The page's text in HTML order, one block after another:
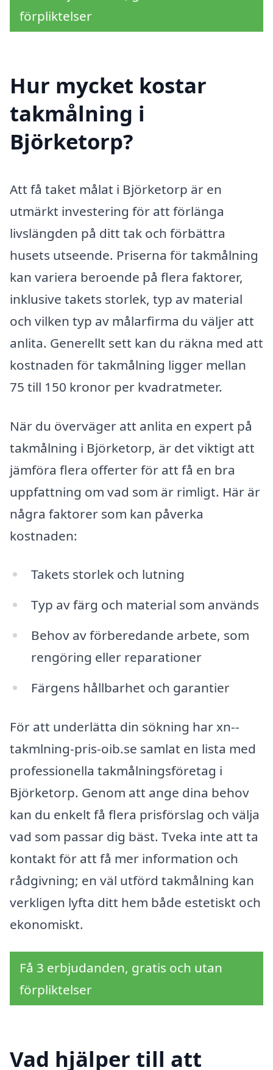
förpliktelser
Hur mycket kostar
takmålning i
Björketorp?
Att få taket målat i Björketorp är en
utmärkt investering för att förlänga
livslängden på ditt tak och förbättra
husets utseende. Priserna för takmålning
kan variera beroende på flera faktorer,
inklusive takets storlek, typ av material
och vilken typ av målarfirma du väljer att
anlita. Generellt sett kan du räkna med att
kostnaden för takmålning ligger mellan
75 till 150 kronor per kvadratmeter.
När du överväger att anlita en expert på
takmålning i Björketorp, är det viktigt att
jämföra flera offerter för att få en bra
uppfattning om vad som är rimligt. Här är
några faktorer som kan påverka
kostnaden:
Takets storlek och lutning
Typ av färg och material som används
Behov av förberedande arbete, som
rengöring eller reparationer
Färgens hållbarhet och garantier
För att underlätta din sökning har xn--
takmlning-pris-oib.se samlat en lista med
professionella takmålningsföretag i
Björketorp. Genom att ange dina behov
kan du enkelt få flera prisförslag och välja
vad som passar dig bäst. Tveka inte att ta
kontakt för att få mer information och
rådgivning; en väl utförd takmålning kan
verkligen lyfta ditt hem både estetiskt och
ekonomiskt.
Få 3 erbjudanden, gratis och utan
förpliktelser
Vad hjälper till att